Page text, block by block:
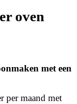
oven
met een
per maand met